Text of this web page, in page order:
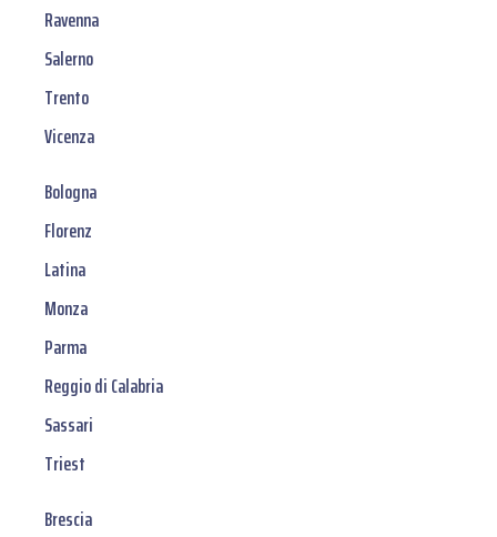
Ravenna
Salerno
Trento
Vicenza
Bologna
Florenz
Latina
Monza
Parma
Reggio di Calabria
Sassari
Triest
Brescia